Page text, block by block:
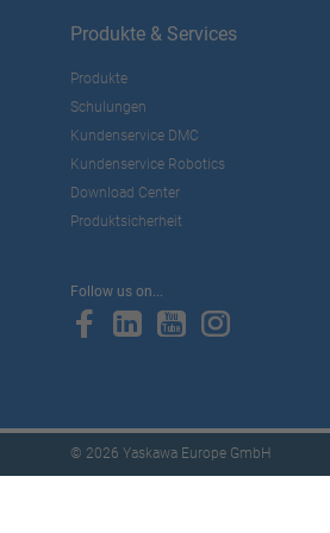
Produkte & Services
Produkte
Schulungen
Kundenservice DMC
Kundenservice Robotics
Download Center
Produktsicherheit
Follow us on...
© 2026 Yaskawa Europe GmbH